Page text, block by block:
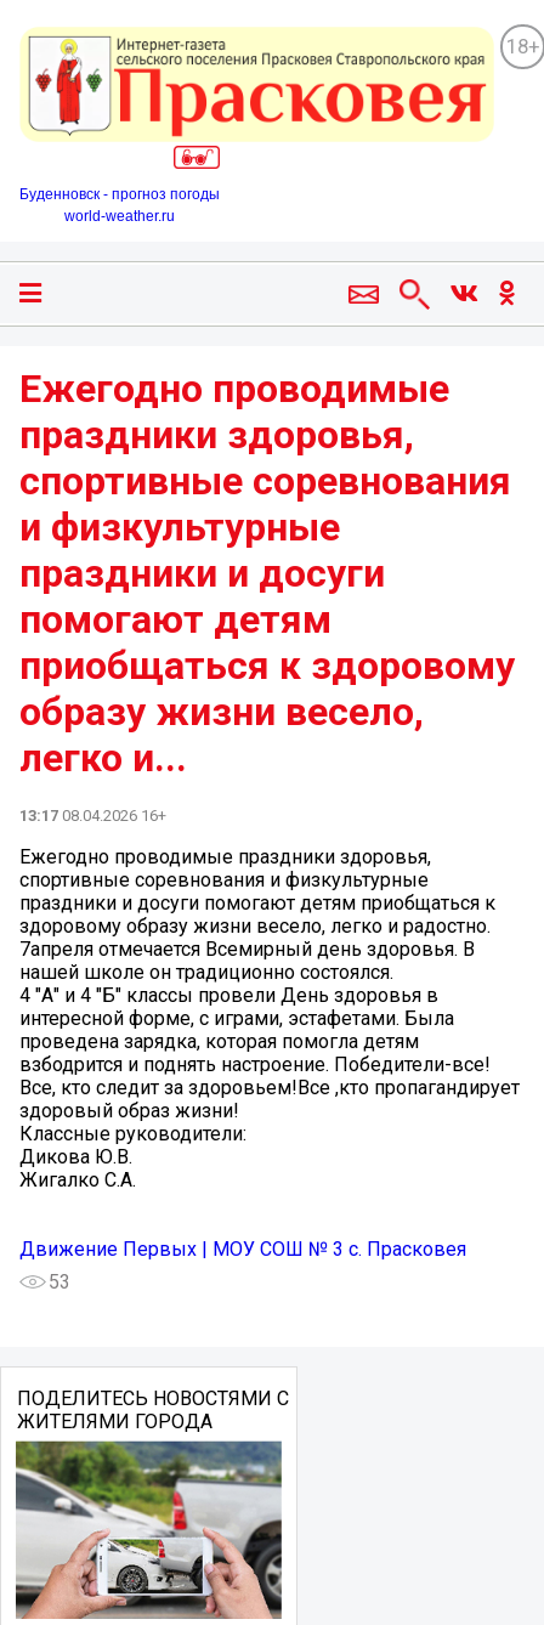
18+
Буденновск - прогноз погоды
world-weather.ru
Ежегодно проводимые
праздники здоровья,
спортивные соревнования
и физкультурные
праздники и досуги
помогают детям
приобщаться к здоровому
образу жизни весело,
легко и...
13:17 08.04.2026 16+
Ежегодно проводимые праздники здоровья,
спортивные соревнования и физкультурные
праздники и досуги помогают детям приобщаться к
здоровому образу жизни весело, легко и радостно.
7апреля отмечается Всемирный день здоровья. В
нашей школе он традиционно состоялся.
4 "А" и 4 "Б" классы провели День здоровья в
интересной форме, с играми, эстафетами. Была
проведена зарядка, которая помогла детям
взбодрится и поднять настроение. Победители-все!
Все, кто следит за здоровьем!Все ,кто пропагандирует
здоровый образ жизни!
Классные руководители:
Дикова Ю.В.
Жигалко С.А.
Движение Первых | МОУ СОШ № 3 с. Прасковея
53
ПОДЕЛИТЕСЬ НОВОСТЯМИ С
ЖИТЕЛЯМИ ГОРОДА